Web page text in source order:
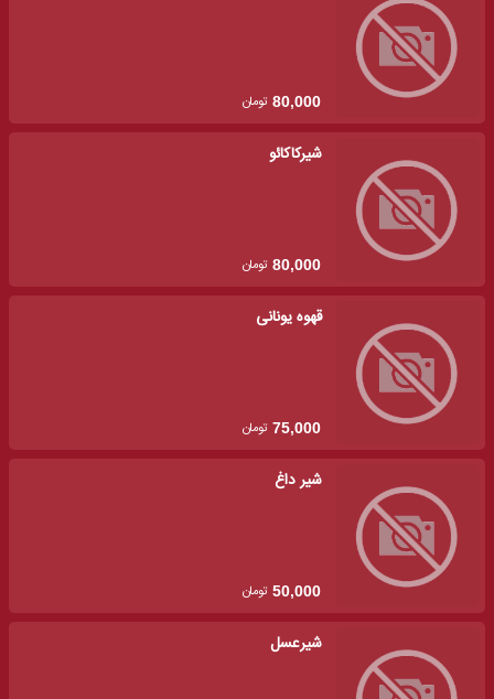
80,000 تومان
شیرکاکائو
80,000 تومان
قهوه یونانی
75,000 تومان
شیر داغ
50,000 تومان
شیرعسل